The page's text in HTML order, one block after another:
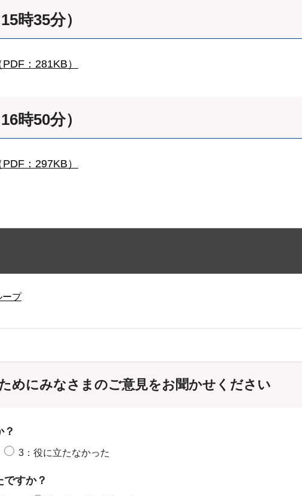
時35分）
：281KB）
時50分）
：297KB）
ープ
めにみなさまのご意見をお聞かせください
3：役に立たなかった
すか？